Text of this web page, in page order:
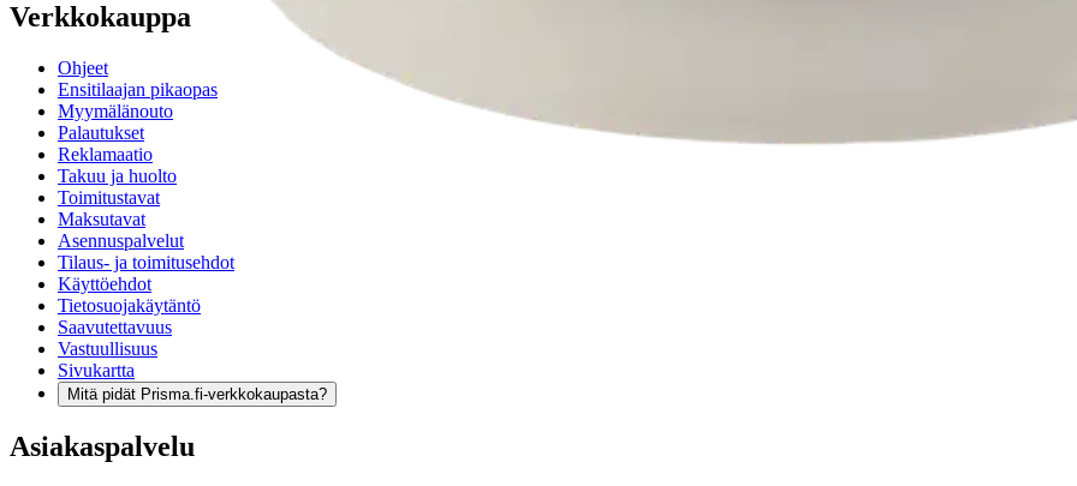
Verkkokauppa
Ohjeet
Ensitilaajan pikaopas
Myymälänouto
Palautukset
Reklamaatio
Takuu ja huolto
Toimitustavat
Maksutavat
Asennuspalvelut
Tilaus- ja toimitusehdot
Käyttöehdot
Tietosuojakäytäntö
Saavutettavuus
Vastuullisuus
Sivukartta
Mitä pidät Prisma.fi-verkkokaupasta?
Asiakaspalvelu